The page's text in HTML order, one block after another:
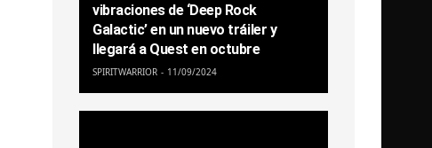
vibraciones de ‘Deep Rock
Galactic’ en un nuevo tráiler y
llegará a Quest en octubre
SPIRITWARRIOR 11/09/2024